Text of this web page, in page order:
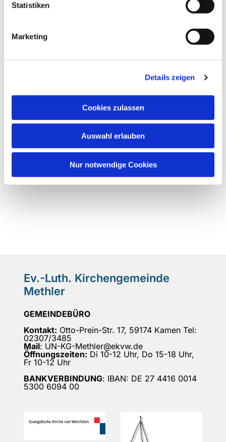
Statistiken
Marketing
Details zeigen
Cookies zulassen
Auswahl erlauben
Nur notwendige Cookies
Ev.-Luth. Kirchengemeinde
Methler
GEMEINDEBÜRO
Kontakt: Otto-Prein-Str. 17, 59174 Kamen Tel:
02307/3485
Mail: UN-KG-Methler@ekvw.de
Öffnungszeiten: Di 10-12 Uhr, Do 15-18 Uhr,
Fr 10-12 Uhr
BANKVERBINDUNG: IBAN: DE 27 4416 0014
5300 6094 00